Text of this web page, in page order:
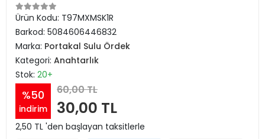
Ürün Kodu: T97MXMSK1R
Barkod: 5084606446832
Marka: Portakal Sulu Ördek
Kategori: Anahtarlık
Stok: 20+
%50
indirim
60,00 TL
30,00 TL
2,50 TL 'den başlayan taksitlerle